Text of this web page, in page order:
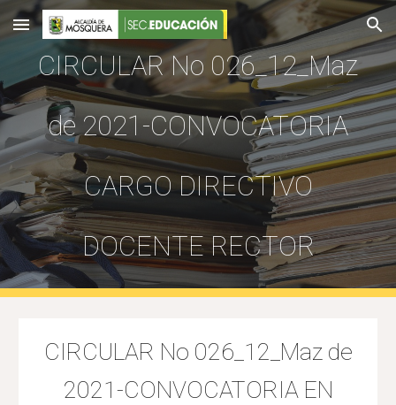
Skip to main content Skip to navigation
CIRCULAR No 026_12_Maz
de 2021-CONVOCATORIA
CARGO DIRECTIVO
DOCENTE RECTOR
CIRCULAR No 026_12_Maz de
2021-CONVOCATORIA EN